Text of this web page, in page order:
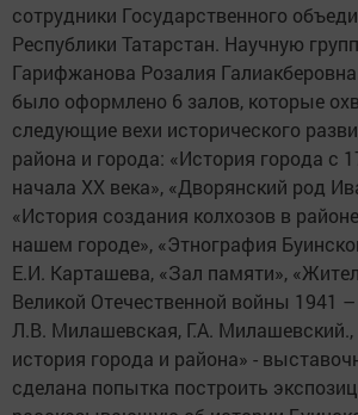
сотрудники Государственного
Республики Татарстан. Научную
Гарифжанова Розалия
было оформлено 6 залов, которые
следующие вехи исторического
района и города: «История города с
начала ХХ века», «Дворянский род
«История создания колхозов в
нашем городе», «Этнография
Е.И. Карташева, «Зал памяти»,
Великой Отечественной войны 1941 –
Л.В. Милашевская, Г.А. Милашевский.,
история города и района» -
сделана попытка построить